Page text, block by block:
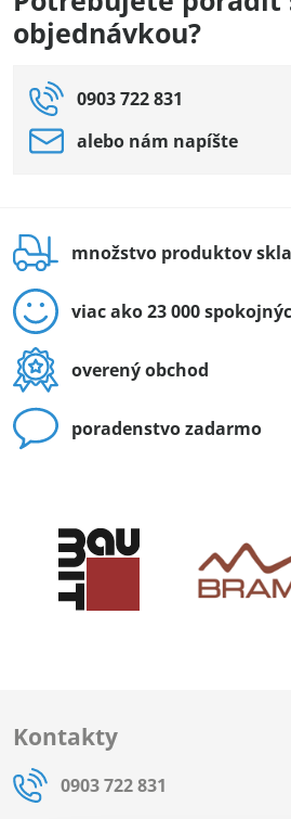
objednávkou?
0903 722 831
alebo nám napíšte
množstvo produktov
viac ako 23 000
overený obchod
poradenstvo zadarmo
Kontakty
0903 722 831